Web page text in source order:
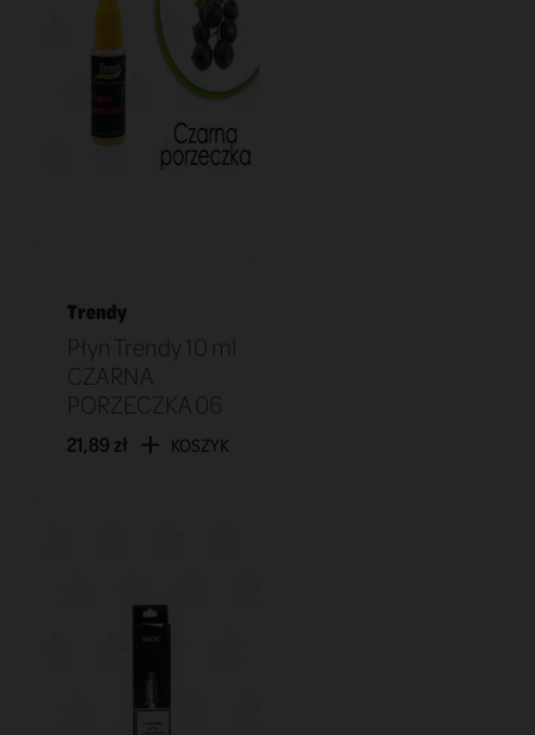
Trendy
Płyn Trendy 10 ml
CZARNA
PORZECZKA 06
21,89 zł KOSZYK